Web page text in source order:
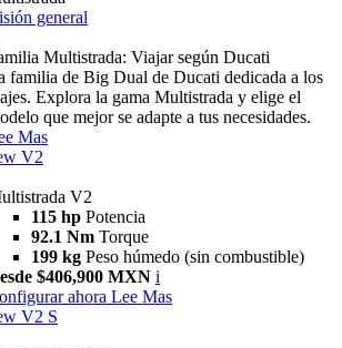
general
Multistrada: Viajar según Ducati
familia de Big Dual de Ducati dedicada a los
Explora la gama Multistrada y elige el
que mejor se adapte a tus necesidades.
Mas
V2
V2
115 hp Potencia
92.1 Nm Torque
199 kg Peso húmedo (sin combustible)
$406,900 MXN i
ahora Lee Mas
V2 S